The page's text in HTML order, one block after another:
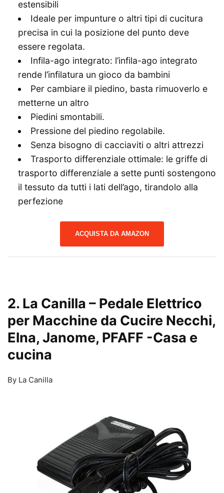
estensibili
Ideale per impunture o altri tipi di cucitura
precisa in cui la posizione del punto deve
essere regolata.
Infila-ago integrato: l’infila-ago integrato
rende l’infilatura un gioco da bambini
Per cambiare il piedino, basta rimuoverlo e
metterne un altro
Piedini smontabili.
Pressione del piedino regolabile.
Senza bisogno di cacciaviti o altri attrezzi
Trasporto differenziale ottimale: le griffe di
trasporto differenziale a sette punti sostengono
il tessuto da tutti i lati dell’ago, tirandolo alla
perfezione
ACQUISTA DA AMAZON
2. La Canilla – Pedale Elettrico
per Macchine da Cucire Necchi,
Elna, Janome, PFAFF -Casa e
cucina
By La Canilla